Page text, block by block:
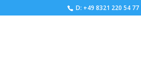
D: +49 8321 220 54 77